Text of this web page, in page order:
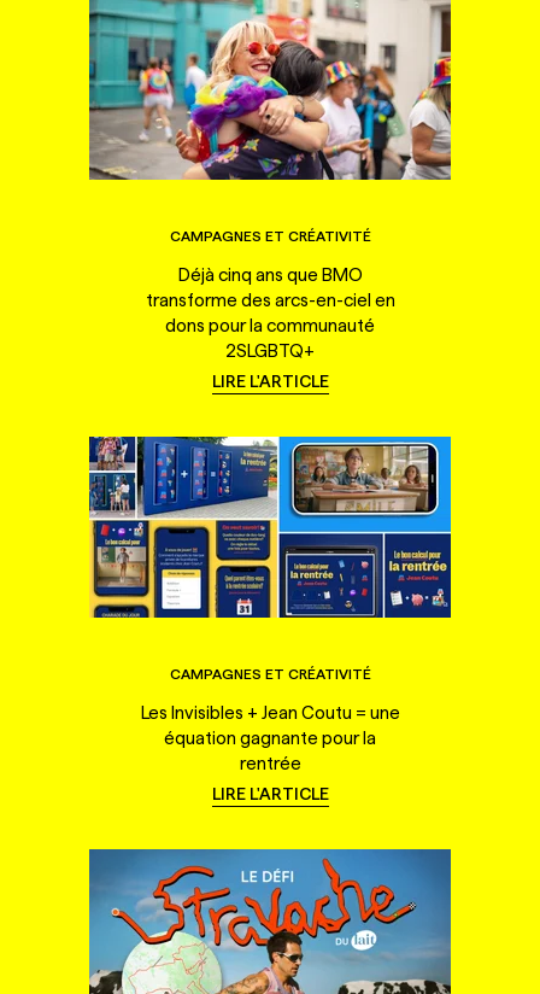
CAMPAGNES ET CRÉATIVITÉ
Déjà cinq ans que BMO
transforme des arcs-en-ciel en
dons pour la communauté
2SLGBTQ+
LIRE L'ARTICLE
CAMPAGNES ET CRÉATIVITÉ
Les Invisibles + Jean Coutu = une
équation gagnante pour la
rentrée
LIRE L'ARTICLE